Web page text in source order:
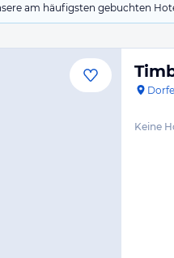
am häufigsten gebuchten
Keine